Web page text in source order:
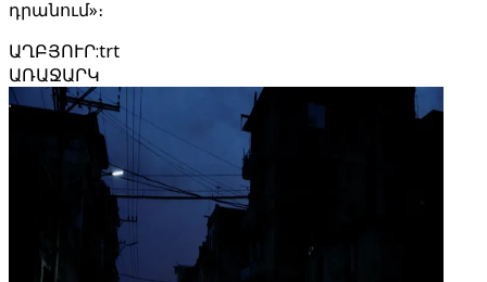
դրանում»։
ԱՂԲՅՈՒՐ:trt
ԱՌԱՋԱՐԿ